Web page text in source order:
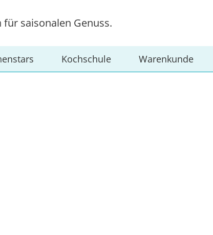
für saisonalen Genuss.
Kochschule Warenkunde